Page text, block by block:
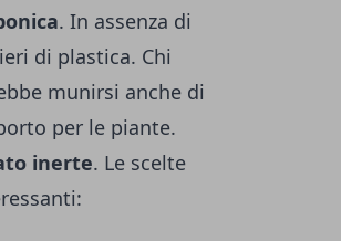
. In assenza di
di plastica. Chi
munirsi anche di
per le piante.
inerte. Le scelte